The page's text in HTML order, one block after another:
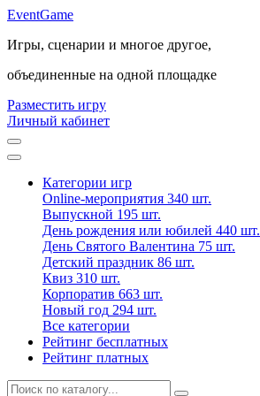
EventGame
Игры, сценарии и многое другое,
объединенные на одной площадке
Разместить игру
Личный кабинет
Категории игр
Online-мероприятия 340 шт.
Выпускной 195 шт.
День рождения или юбилей 440 шт.
День Святого Валентина 75 шт.
Детский праздник 86 шт.
Квиз 310 шт.
Корпоратив 663 шт.
Новый год 294 шт.
Все категории
Рейтинг бесплатных
Рейтинг платных